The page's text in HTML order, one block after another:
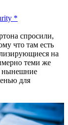
*
спросили,
что там есть
на
теми же
нынешние
для